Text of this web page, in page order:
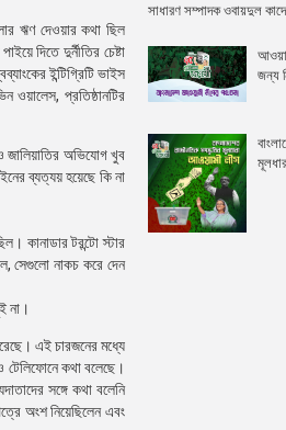
ঋণ দেওয়ার কথা ছিল
দিতে দুর্নীতির চেষ্টা
ইন্টিগ্রিটি ভাইস
ওয়ালেস, প্রতিষ্ঠানটির
ও জালিয়াতির অভিযোগ খুব
ব্যত্যয় হয়েছে কি না
কানাডার টরন্টো স্টার
সেগুলো নাকচ করে দেন
না।
এই চারজনের মধ্যে
কথা বলেছে।
সঙ্গে কথা বলেনি
অংশ নিয়েছিলেন এবং
সাধারণ সম্পাদক ওবায়দুল
জন্য